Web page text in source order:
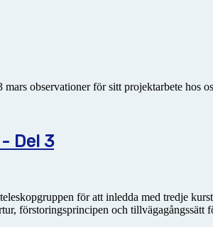
observationer för sitt projektarbete hos
Del 3
för att inledda med tredje
förstoringsprincipen och